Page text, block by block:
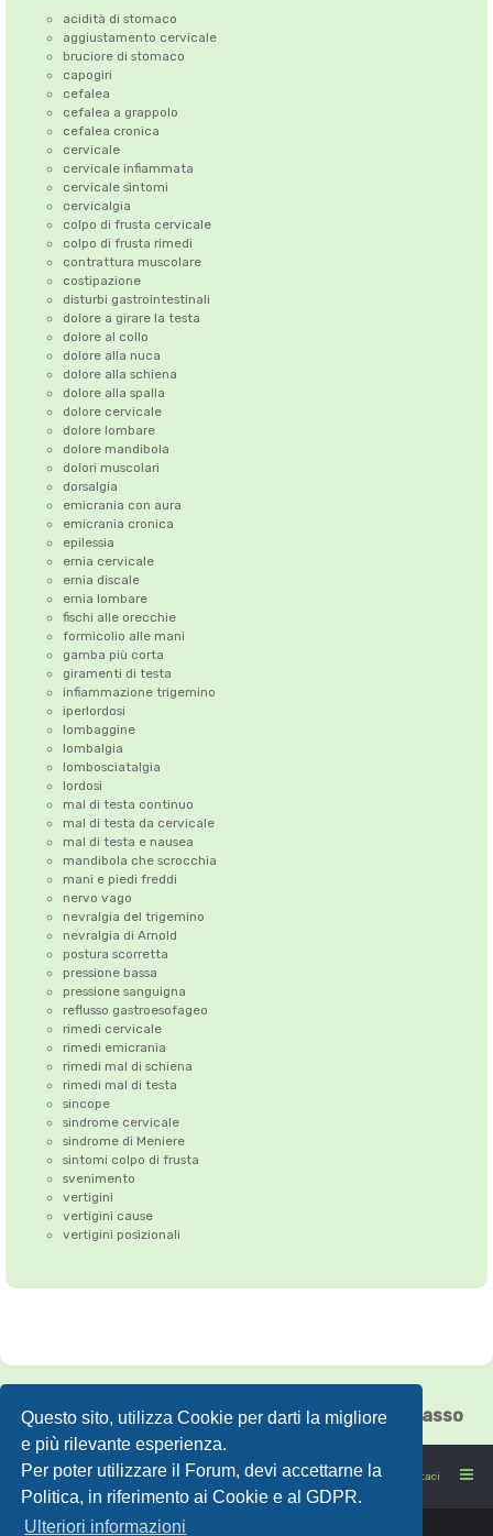
Questo sito, utilizza Cookie per darti la migliore
e più rilevante esperienza.
Per poter utilizzare il Forum, devi accettarne la
Politica, in riferimento ai Cookie e al GDPR.
Ulteriori informazioni
acidità di stomaco
aggiustamento cervicale
bruciore di stomaco
capogiri
cefalea
cefalea a grappolo
cefalea cronica
cervicale
cervicale infiammata
cervicale sintomi
cervicalgia
colpo di frusta cervicale
colpo di frusta rimedi
contrattura muscolare
costipazione
disturbi gastrointestinali
dolore a girare la testa
dolore al collo
dolore alla nuca
dolore alla schiena
dolore alla spalla
dolore cervicale
dolore lombare
dolore mandibola
dolori muscolari
dorsalgia
emicrania con aura
emicrania cronica
epilessia
ernia cervicale
ernia discale
ernia lombare
fischi alle orecchie
formicolio alle mani
gamba più corta
giramenti di testa
infiammazione trigemino
iperlordosi
lombaggine
lombalgia
lombosciatalgia
lordosi
mal di testa continuo
mal di testa da cervicale
mal di testa e nausea
mandibola che scrocchia
mani e piedi freddi
nervo vago
nevralgia del trigemino
nevralgia di Arnold
postura scorretta
pressione bassa
pressione sanguigna
reflusso gastroesofageo
rimedi cervicale
rimedi emicrania
rimedi mal di schiena
rimedi mal di testa
sincope
sindrome cervicale
sindrome di Meniere
sintomi colpo di frusta
svenimento
vertigini
vertigini cause
vertigini posizionali
•
Cefalea tensiva•Vertigini•Floating Chiasso
FORUMSANO: la salute non è l'assenza di malattia Contattaci